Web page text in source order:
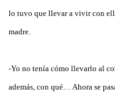
lo tuvo que llevar a vivir con
madre.
-Yo no tenía cómo llevarlo al
además, con qué… Ahora se